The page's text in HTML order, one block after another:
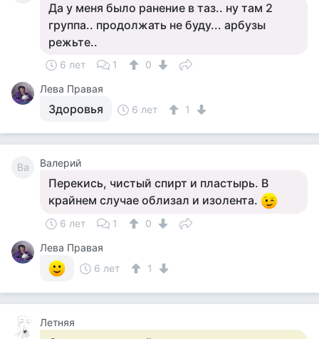
Да у меня было ранение в таз.. ну там 2
группа.. продолжать не буду... арбузы
режьте..
6 лет 1
0
Лева Правая
Здоровья 6 лет 1
Ва Валерий
Перекись, чистый спирт и пластырь. В
крайнем случае облизал и изолента.
6 лет 1
0
Лева Правая
6 лет
1
Летняя